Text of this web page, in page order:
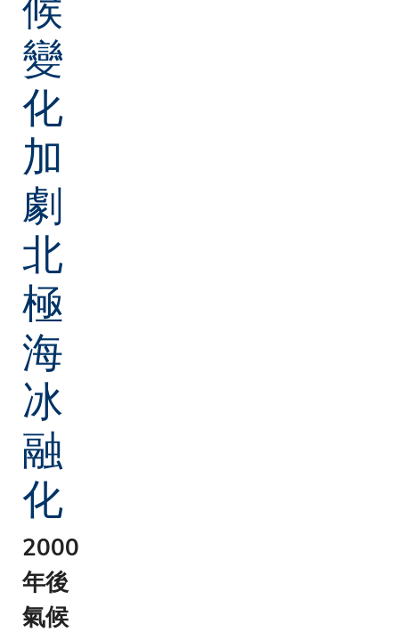
變
化
加
劇
北
極
海
冰
融
化
2000
年後
氣候